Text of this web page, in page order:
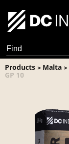
Search
for:
Products > Malta >
GP 10